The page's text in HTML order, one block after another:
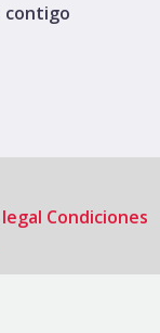
contigo
Condiciones